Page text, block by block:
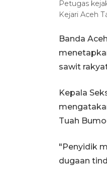
Petugas
Kejari Aceh
Banda
sawit
Kepala
Tuah
"Penyidik
dugaan